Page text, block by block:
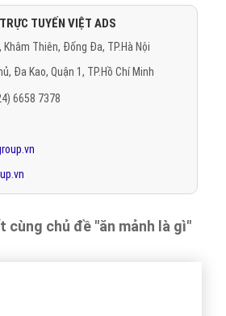
TUYẾN VIỆT ADS
Khâm Thiên, Đống Đa, TP.Hà Nội
Đa Kao, Quận 1, TP.Hồ Chí Minh
6658 7378
cùng chủ đề "ăn mảnh là gì"